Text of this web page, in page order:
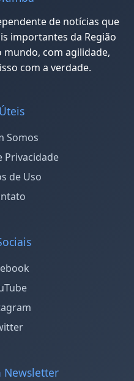
de notícias que
importantes da Região
mundo, com agilidade,
com a verdade.
Somos
Privacidade
de Uso
Newsletter